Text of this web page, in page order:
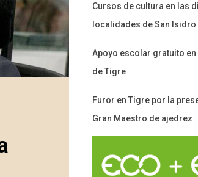
Cursos de cultura en las
localidades de San Isidro
Apoyo escolar gratuito
de Tigre
Furor en Tigre por la
Gran Maestro de ajedrez